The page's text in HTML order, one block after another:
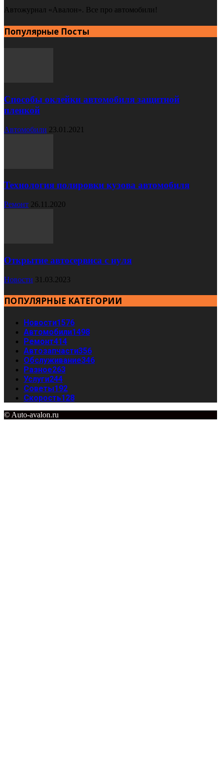
Автожурнал «Авалон». Все про автомобили!
Популярные Посты
Способы оклейки автомобиля защитной
пленкой
Автомобили 23.01.2021
Технология полировки кузова автомобиля
Ремонт 26.11.2020
Открытие автосервиса с нуля
Новости 31.03.2023
ПОПУЛЯРНЫЕ КАТЕГОРИИ
Новости1576
Автомобили1498
Ремонт414
Автозапчасти356
Обслуживание346
Разное263
Услуги244
Советы192
Скорость128
© Auto-avalon.ru